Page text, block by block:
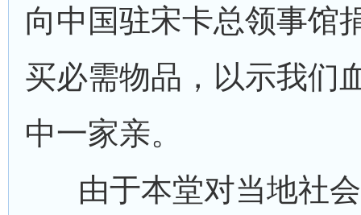
向中国驻宋卡总领事馆
买必需物品，以示我们
中一家亲。
由于本堂对当地社